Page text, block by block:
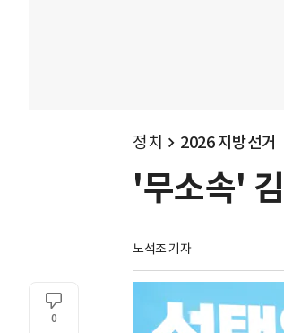
정치 2026 지방선거
'무소속'
노석조 기자
0